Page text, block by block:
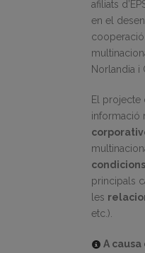
afiliats
en el
Norlandia i
El projecte
informació
principals
les
etc.).
A